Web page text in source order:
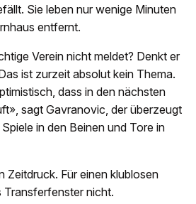
Sie leben nur wenige Minuten
entfernt.
Verein nicht meldet? Denkt er
ist zurzeit absolut kein Thema.
dass in den nächsten
sagt Gavranovic, der überzeugt
in den Beinen und Tore in
Zeitdruck. Für einen klublosen
Transferfenster nicht.